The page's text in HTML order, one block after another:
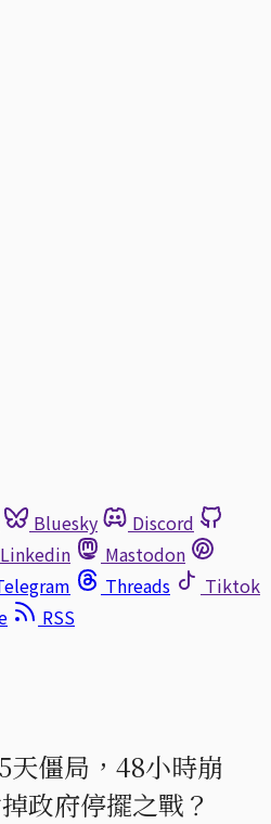
Bluesky
Discord
Linkedin
Mastodon
Threads
Tiktok
RSS
天僵局，48小時崩
政府停擺之戰？